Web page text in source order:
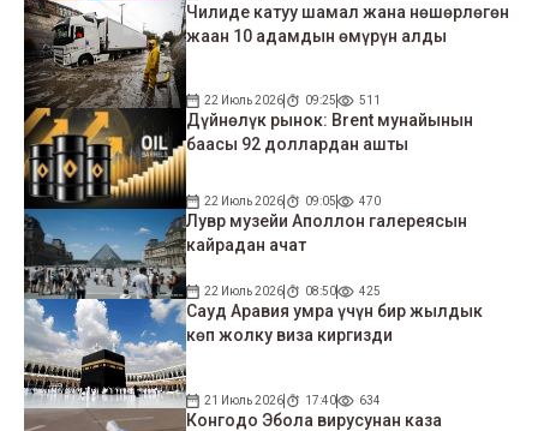
Чилиде катуу шамал жана нөшөрлөгөн
жаан 10 адамдын өмүрүн алды
22 Июль 2026 09:25 511
Дүйнөлүк рынок: Brent мунайынын
баасы 92 доллардан ашты
22 Июль 2026 09:05 470
Лувр музейи Аполлон галереясын
кайрадан ачат
22 Июль 2026 08:50 425
Сауд Аравия умра үчүн бир жылдык
көп жолку виза киргизди
21 Июль 2026 17:40 634
Конгодо Эбола вирусунан каза